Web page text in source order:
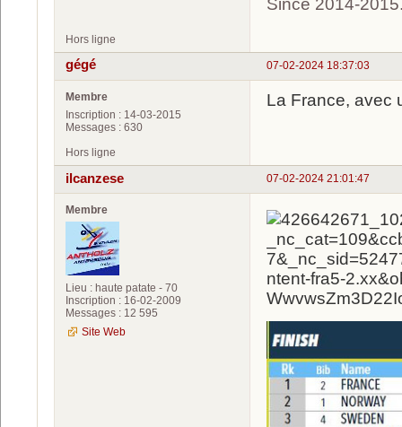
Hors ligne
07-02-2024 18:37:03
gégé
Membre
Inscription : 14-03-2015
Messages : 630
La France, avec
Hors ligne
07-02-2024 21:01:47
ilcanzese
Membre
Lieu : haute patate - 70
Inscription : 16-02-2009
Messages : 12 595
Site Web